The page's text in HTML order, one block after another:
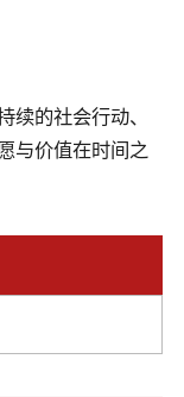
续的社会行动、
与价值在时间之